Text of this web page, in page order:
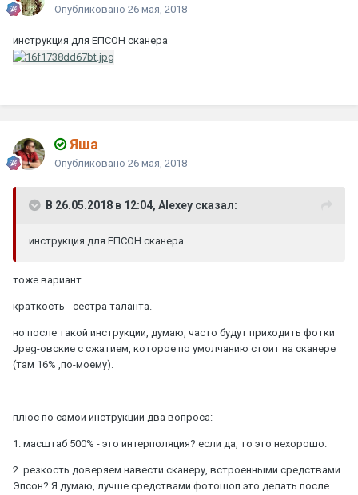
Опубликовано 26 мая, 2018
инструкция для ЕПСОН сканера
Яшa
Опубликовано 26 мая, 2018
В 26.05.2018 в 12:04, Alexey сказал:
инструкция для ЕПСОН сканера
тоже вариант.
краткость - сестра таланта.
но после такой инструкции, думаю, часто будут приходить фотки
Jpeg-овские с сжатием, которое по умолчанию стоит на сканере
(там 16% ,по-моему).
плюс по самой инструкции два вопроса:
1. масштаб 500% - это интерполяция? если да, то это нехорошо.
2. резкость доверяем навести сканеру, встроенными средствами
Эпсон? Я думаю, лучше средствами фотошоп это делать после